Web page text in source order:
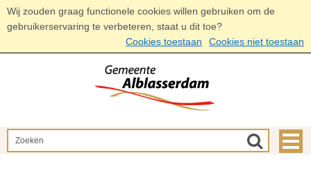
Wij zouden graag functionele cookies willen gebruiken om de
gebruikerservaring te verbeteren, staat u dit toe?
Cookies toestaan
Cookies niet toestaan